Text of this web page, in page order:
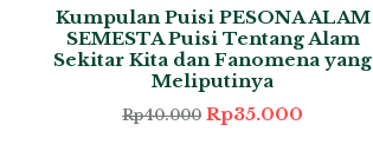
Kumpulan Puisi PESONA ALAM
SEMESTA Puisi Tentang Alam
Sekitar Kita dan Fanomena yang
Meliputinya
Rp40.000 Rp35.000